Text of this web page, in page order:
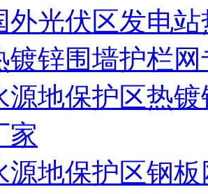
外光伏区发电
镀锌围墙护栏
源地保护区热
家
源地保护区钢